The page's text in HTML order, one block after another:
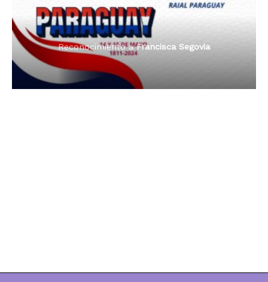
Dama de Oro 2024
Reconocimiento aFrancisca Segovia
Reconocimiento aFrancisca Segovia
Reconocimiento aFrancisca Segovia